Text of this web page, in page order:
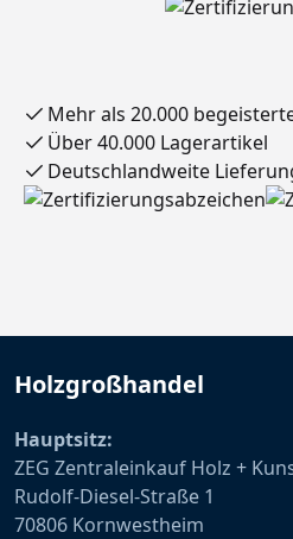
Mehr als 20.000
Über 40.000 Lagerartikel
Deutschlandweite
Holzgroßhandel
Hauptsitz:
ZEG Zentraleinkauf Holz +
Rudolf-Diesel-Straße 1
70806 Kornwestheim